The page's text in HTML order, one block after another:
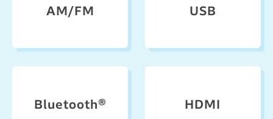
AM/FM USB
Bluetooth® HDMI